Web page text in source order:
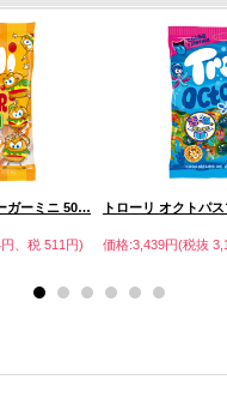
ガーミニ 50…
、税 511円)
トローリ オクトパ
価格:3,439円(税抜